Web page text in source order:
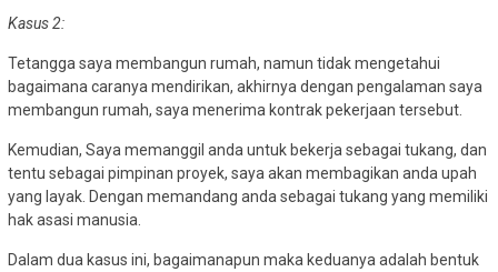
Kasus 2:
Tetangga saya membangun rumah, namun tidak mengetahui
bagaimana caranya mendirikan, akhirnya dengan pengalaman saya
membangun rumah, saya menerima kontrak pekerjaan tersebut.
Kemudian, Saya memanggil anda untuk bekerja sebagai tukang, dan
tentu sebagai pimpinan proyek, saya akan membagikan anda upah
yang layak. Dengan memandang anda sebagai tukang yang memiliki
hak asasi manusia.
Dalam dua kasus ini, bagaimanapun maka keduanya adalah bentuk